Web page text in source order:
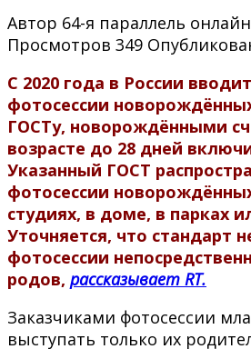
Автор 64-я параллель онлайн
Просмотров 349
С 2020 года в России
фотосессии
ГОСТу, новорождёнными
возрасте до 28 дней
Указанный ГОСТ
фотосессии
студиях, в доме, в парках
Уточняется, что стандарт
фотосессии
родов, рассказывает RT.
Заказчиками фотосессии
выступать только их